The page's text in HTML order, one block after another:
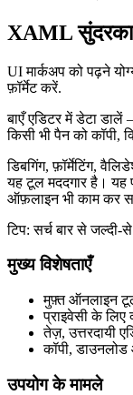
XAML
UI मार्कअप को पढ़ने
फ़ॉर्मेट करें.
बाएँ एडिटर में डेटा
किसी भी पैन को
डिबगिंग, फ़ॉर्मेटिंग,
यह टूल मददगार है। यह
ऑफ़लाइन भी काम कर
टिप: सर्च बार से
मुख्य विशेषताएँ
मुफ़्त ऑनलाइन
प्राइवेसी के लिए
तेज़, उत्तरदायी
कॉपी, डाउनलोड
उपयोग के मामले